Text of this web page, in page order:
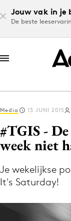
Jouw vak in je
De beste
Log in
Volg het
Media 13 JUNI 2015
#TGIS -
week niet
Je wekelijkse
It's Saturday!